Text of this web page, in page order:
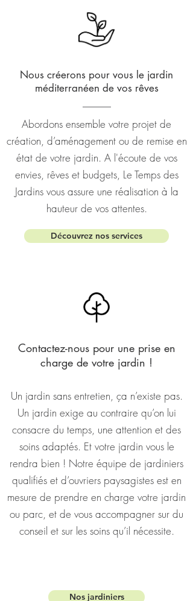
Nous créerons pour vous le jardin
méditerranéen de vos rêves
Abordons ensemble votre projet de
création, d’aménagement ou de remise en
état de votre jardin. A l'écoute de vos
envies, rêves et budgets, Le Temps des
Jardins vous assure une réalisation à la
hauteur de vos attentes.
Découvrez nos services
Contactez-nous pour une prise en
charge de votre jardin !
Un jardin sans entretien, ça n’existe pas.
Un jardin exige au contraire qu’on lui
consacre du temps, une attention et des
soins adaptés. Et votre jardin vous le
rendra bien ! Notre équipe de jardiniers
qualifiés et d’ouvriers paysagistes est en
mesure de prendre en charge votre jardin
ou parc, et de vous accompagner sur du
conseil et sur les soins qu’il nécessite.
Nos jardiniers